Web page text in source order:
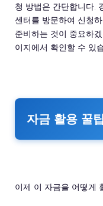
청 방법은 간단합니다.
센터를 방문하여 신청
준비하는 것이 중요하
이지에서 확인할 수 있
자금 활용 꿀팁
이제 이 자금을 어떻게